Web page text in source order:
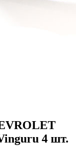
4 шт.